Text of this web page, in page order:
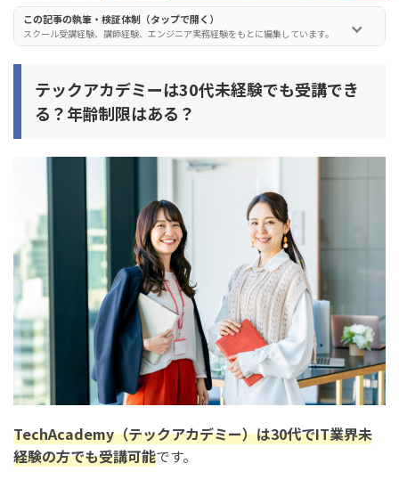
開発企業へ転職に成功
36歳女性：CSSにつまずきながらもメンターのサポートで
テックアカデミーを30代の方が受講する際の注意点
注意点2. 30代未経験の転職は決して簡単ではない
注意点3. フリーランスや副業のキャリアなら何歳でも稼ぎ
やすい
30代がテックアカデミーから転職成功するコツ
1. 書類添削サポートをフル活用する
2. 面接練習・模擬面接を繰り返す
3. ポートフォリオを作り込む
テックアカデミーを受講したい30代未経験者によくある
質問
テックアカデミーは1ヶ月でも大丈夫？
この記事の執筆・検証体制（タップで開く）
スクール受講経験、講師経験、エンジニア実務経験をもとに編集しています。
テックアカデミーは30代未経験でも受講でき
る？年齢制限はある？
TechAcademy（テックアカデミー）は30代でIT業界未
経験の方でも受講可能です。